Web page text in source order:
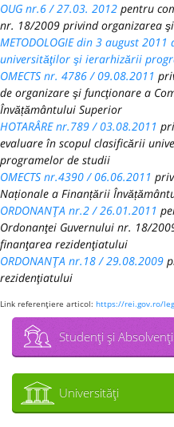
OUG nr.6 / 27.03. 2012 pentru
nr. 18/2009 privind organizarea
METODOLOGIE din 3 august
universităţilor şi ierarhizării
OMECTS nr. 4786 / 09.08.2011
de organizare şi funcţionare a
Învățământului Superior
HOTARÂRE nr.789 / 03.08.2011
evaluare în scopul clasificării
programelor de studii
OMECTS nr.4390 / 06.06.2011
Naționale a Finanțării
ORDONANŢA nr.2 / 26.01.2011
Ordonanţei Guvernului nr. 18/
finanţarea rezidenţiatului
ORDONANŢA nr.18 / 29.08.2009
rezidenţiatului
Link referenţiere articol: https://rei.gov.ro/
Studenţi şi Absolvenţi
Universităţi